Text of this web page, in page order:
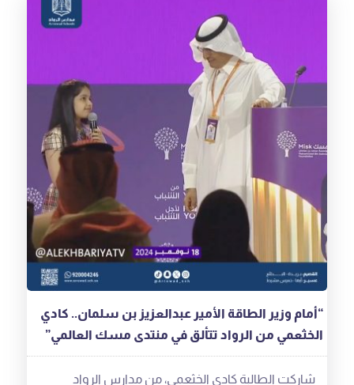
“أمام وزير الطاقة الأمير عبدالعزيز بن سلمان.. كادي
الخثعمي من الرواد تتألق في منتدى مسك العالمي”
شاركت الطالبة كادي الخثعمي، من مدارس الرواد